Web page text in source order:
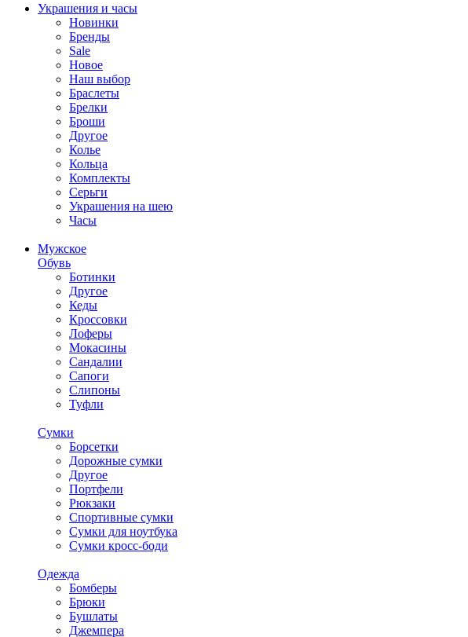
Украшения и часы
Новинки
Бренды
Sale
Новое
Наш выбор
Браслеты
Брелки
Броши
Другое
Колье
Кольца
Комплекты
Серьги
Украшения на шею
Часы
Мужское
Обувь
Ботинки
Другое
Кеды
Кроссовки
Лоферы
Мокасины
Сандалии
Сапоги
Слипоны
Туфли
Сумки
Борсетки
Дорожные сумки
Другое
Портфели
Рюкзаки
Спортивные сумки
Сумки для ноутбука
Сумки кросс-боди
Одежда
Бомберы
Брюки
Бушлаты
Джемпера